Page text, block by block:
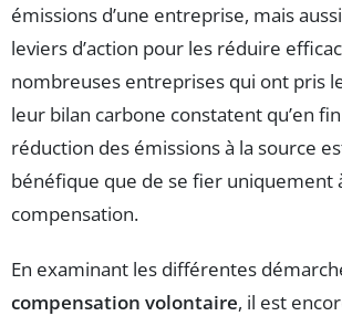
émissions d’une entreprise, mais
leviers d’action pour les réduire
nombreuses entreprises qui ont pris
leur bilan carbone constatent qu’en
réduction des émissions à la source
bénéfique que de se fier uniquement
compensation.
En examinant les différentes
compensation volontaire, il est